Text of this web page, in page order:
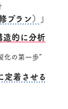
ラン）
』
造的に分析
化の第一歩”
定着させる